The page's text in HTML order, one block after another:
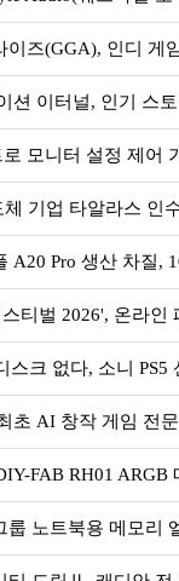
이즈(GGA), 인디 게
션 이터널, 인기 스
한 기념 이벤트 실시!
모니터 설정 제어
기업 타알라스 인
A20 Pro 생산 차질,
티벌 2026', 온라인
스크 없다, 소니 PS5
초 AI 창작 게임 전
FAB RH01 ARGB
룹 노트북용 메모리